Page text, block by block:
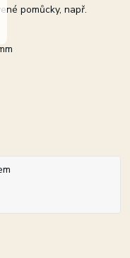
pomůcky, např.